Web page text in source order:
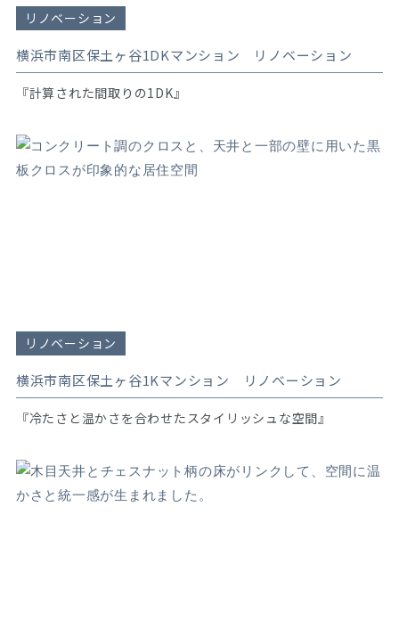
リノベーション
横浜市南区保土ヶ谷1DKマンション リノベーション
『計算された間取りの1DK』
リノベーション
横浜市南区保土ヶ谷1Kマンション リノベーション
『冷たさと温かさを合わせたスタイリッシュな空間』